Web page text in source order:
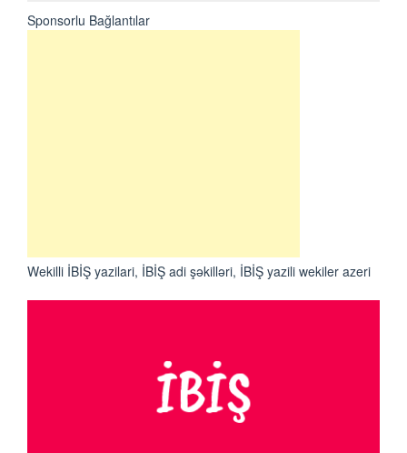
Sponsorlu Bağlantılar
Wekilli İBİŞ yazilari, İBİŞ adi şəkilləri, İBİŞ yazili wekiler azeri